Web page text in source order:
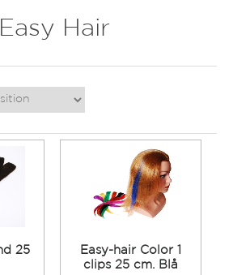
Easy Hair
25
Easy-hair Color 1
clips 25 cm. Blå